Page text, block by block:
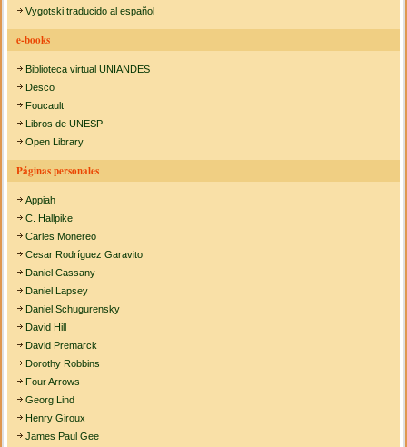
Vygotski traducido al español
e-books
Biblioteca virtual UNIANDES
Desco
Foucault
Libros de UNESP
Open Library
Páginas personales
Appiah
C. Hallpike
Carles Monereo
Cesar Rodríguez Garavito
Daniel Cassany
Daniel Lapsey
Daniel Schugurensky
David Hill
David Premarck
Dorothy Robbins
Four Arrows
Georg Lind
Henry Giroux
James Paul Gee